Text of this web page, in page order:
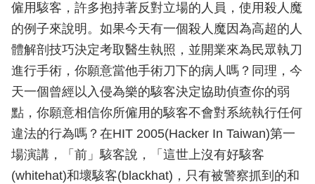
僱用駭客，許多抱持著反對立場的人員，使用殺人魔
的例子來說明。如果今天有一個殺人魔因為高超的人
體解剖技巧決定考取醫生執照，並開業來為民眾執刀
進行手術，你願意當他手術刀下的病人嗎？同理，今
天一個曾經以入侵為樂的駭客決定協助偵查你的弱
點，你願意相信你所僱用的駭客不會對系統執行任何
違法的行為嗎？在HIT 2005(Hacker In Taiwan)第一
場演講，「前」駭客說，「這世上沒有好駭客
(whitehat)和壞駭客(blackhat)，只有被警察抓到的和